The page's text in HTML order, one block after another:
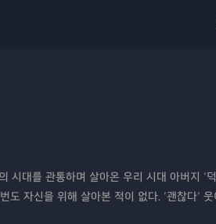
대를 관통하며 살아온 우리 시대 아버지 ‘
자신을 위해 살아본 적이 없다. ‘괜찮다’ 웃